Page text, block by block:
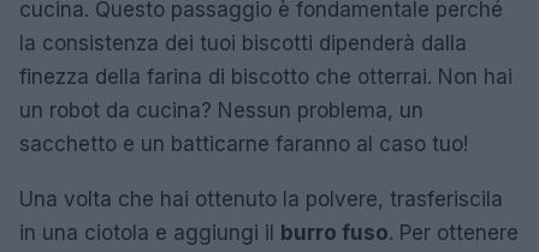
cucina. Questo passaggio è fondamentale perché
la consistenza dei tuoi biscotti dipenderà dalla
finezza della farina di biscotto che otterrai. Non hai
un robot da cucina? Nessun problema, un
sacchetto e un batticarne faranno al caso tuo!
Una volta che hai ottenuto la polvere, trasferiscila
in una ciotola e aggiungi il burro fuso. Per ottenere